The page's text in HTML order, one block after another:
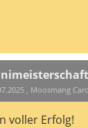
, Moosmang
voller Erfolg!